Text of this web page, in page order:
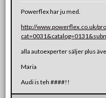
Powerflex har ju med.
http://www.powerflex.co.uk/
alla autoexperter säljer plus
Maria
Audi is teh ####!!